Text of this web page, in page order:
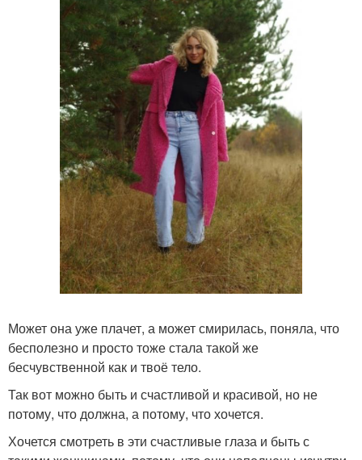
Может она уже плачет, а может смирилась, поняла, что
бесполезно и просто тоже стала такой же
бесчувственной как и твоё тело.
Так вот можно быть и счастливой и красивой, но не
потому, что должна, а потому, что хочется.
Хочется смотреть в эти счастливые глаза и быть с